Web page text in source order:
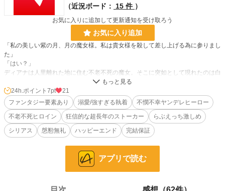
（近況ボード：
15 件 ）
お気に入りに追加して更新通知を受け取ろう
お気に入り追加
「私の美しい紫の月、月の魔女様。私は貴女様を殺して差し上げる為に参りまし
た」
「はい？」
ディアナは人里離れた地に住む不老不死の魔女。そこに突如として現れたのは白
い髪に褐色の肌を持つ美丈夫、ノクスだった。
崇めるように重すぎる愛を伝えてくるその男曰く、その殺す方法というのは契り
を交わすこと、つまりエッチ！？
「ディアナ様、少しずつ卑猥なことに慣れてまいりましょうね」
そして始まった砂吐きそうなセクハラの日々だけど、そもそもこの男は何者な
の！？
初対面なはずなのに何故自分を愛しているのか。
そして何故愛しているのに殺したいのか。
24h.ポイント 7pt
21
ファンタジー要素あり
溺愛/強すぎる執着
不憫不幸ヤンデレヒーロー
不老不死ヒロイン
狂信的な超長年のストーカー
らぶえっち激しめ
シリアス
慇懃無礼 ハッピーエンド 完結保証
アプリで読む